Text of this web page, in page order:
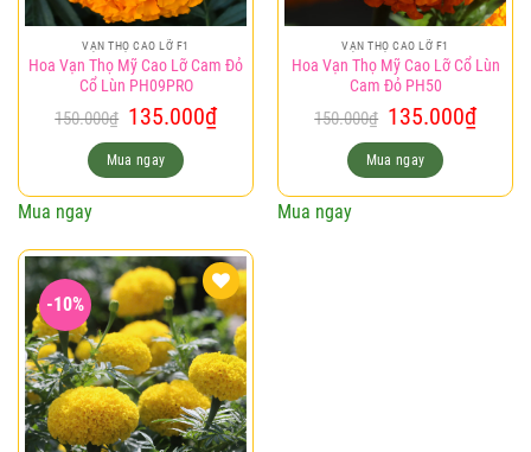
VẠN THỌ CAO LỠ F1
Hoa Vạn Thọ Mỹ Cao Lỡ Cam Đỏ
Cổ Lùn PH09PRO
150.000₫ Giá
gốc
là:
150.000₫.
135.000₫Giá
hiện
135.000₫.
Mua ngay
Mua ngay
VẠN THỌ CAO LỠ F1
Hoa Vạn Thọ Mỹ Cao Lỡ Cổ Lùn
Cam Đỏ PH50
150.000₫ Giá
gốc
là:
150.000₫.
135.000₫Giá
hiện
Mua ngay
Mua ngay
-10%
Add to
wishlist